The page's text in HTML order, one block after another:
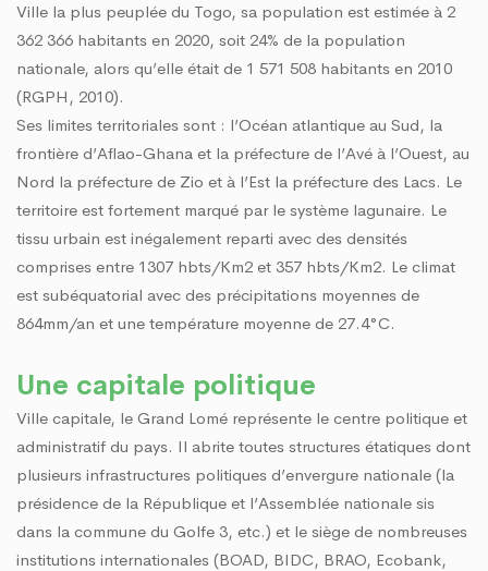
Ville la plus peuplée du Togo, sa population est estimée à 2
362 366 habitants en 2020, soit 24% de la population
nationale, alors qu’elle était de 1 571 508 habitants en 2010
(RGPH, 2010).
Ses limites territoriales sont : l’Océan atlantique au Sud, la
frontière d’Aflao-Ghana et la préfecture de l’Avé à l’Ouest, au
Nord la préfecture de Zio et à l’Est la préfecture des Lacs. Le
territoire est fortement marqué par le système lagunaire. Le
tissu urbain est inégalement reparti avec des densités
comprises entre 1307 hbts/Km2 et 357 hbts/Km2. Le climat
est subéquatorial avec des précipitations moyennes de
864mm/an et une température moyenne de 27.4°C.
Une capitale politique
Ville capitale, le Grand Lomé représente le centre politique et
administratif du pays. Il abrite toutes structures étatiques dont
plusieurs infrastructures politiques d’envergure nationale (la
présidence de la République et l’Assemblée nationale sis
dans la commune du Golfe 3, etc.) et le siège de nombreuses
institutions internationales (BOAD, BIDC, BRAO, Ecobank,